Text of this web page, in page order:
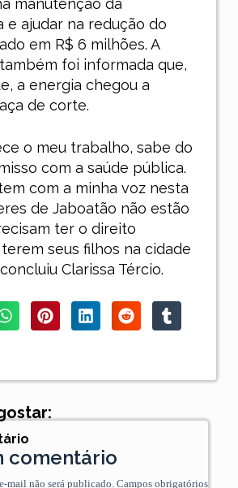
manutenção da
e ajudar na redução do
em R$ 6 milhões. A
foi informada que,
a energia chegou a
de corte.
o meu trabalho, sabe do
com a saúde pública.
com a minha voz nesta
de Jaboatão não estão
ter o direito
seus filhos na cidade
Clarissa Tércio.
comentário
mail não será publicado. Campos obrigatórios